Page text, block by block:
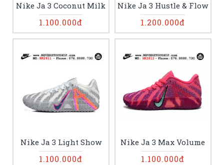
Nike Ja 3 Coconut Milk
1.100.000đ
Nike Ja 3 Hustle & Flow
1.200.000đ
Nike Ja 3 Light Show
1.100.000đ
Nike Ja 3 Max Volume
1.100.000đ